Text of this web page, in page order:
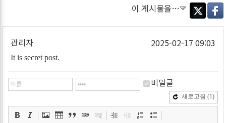
이 게시물을…
Twitter
관리자 2025-02-17 09:03
It is secret post.
비밀글
새로고침 (1)